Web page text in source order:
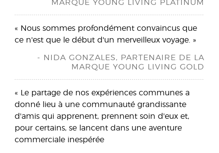
MARQUE YOUNG LIVING PLATINUM
« Nous sommes profondément convaincus que
ce n'est que le début d'un merveilleux voyage. »
- NIDA GONZALES, PARTENAIRE DE LA
MARQUE YOUNG LIVING GOLD
« Le partage de nos expériences communes a
donné lieu à une communauté grandissante
d'amis qui apprenent, prennent soin d'eux et,
pour certains, se lancent dans une aventure
commerciale inespérée